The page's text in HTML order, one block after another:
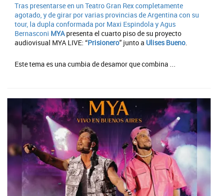
Tras presentarse en un Teatro Gran Rex completamente
agotado, y de girar por varias provincias de Argentina con su
tour, la dupla conformada por Maxi Espindola y Agus
Bernasconi MYA presenta el cuarto piso de su proyecto
audiovisual MYA LIVE: “Prisionero” junto a Ulises Bueno
Este tema es una cumbia de desamor que combina ...